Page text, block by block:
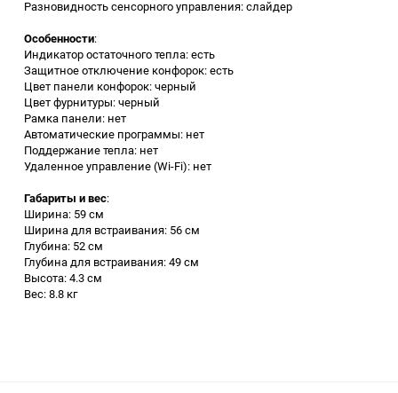
Аккумуляторный
инструмент
Разновидность сенсорного управления: слайдер
Особенности:
Индикатор остаточного тепла: есть
Защитное отключение конфорок: есть
Цвет панели конфорок: черный
Цвет фурнитуры: черный
Рамка панели: нет
Автоматические программы: нет
Поддержание тепла: нет
Удаленное управление (Wi-Fi): нет
Габариты и вес:
Ширина: 59 см
Ширина для встраивания: 56 см
Глубина: 52 см
Глубина для встраивания: 49 см
Высота: 4.3 см
Вес: 8.8 кг